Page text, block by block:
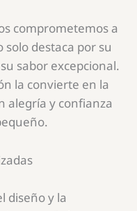
comprometemos a
destaca por su
sabor excepcional.
la convierte en la
alegría y confianza
diseño y la